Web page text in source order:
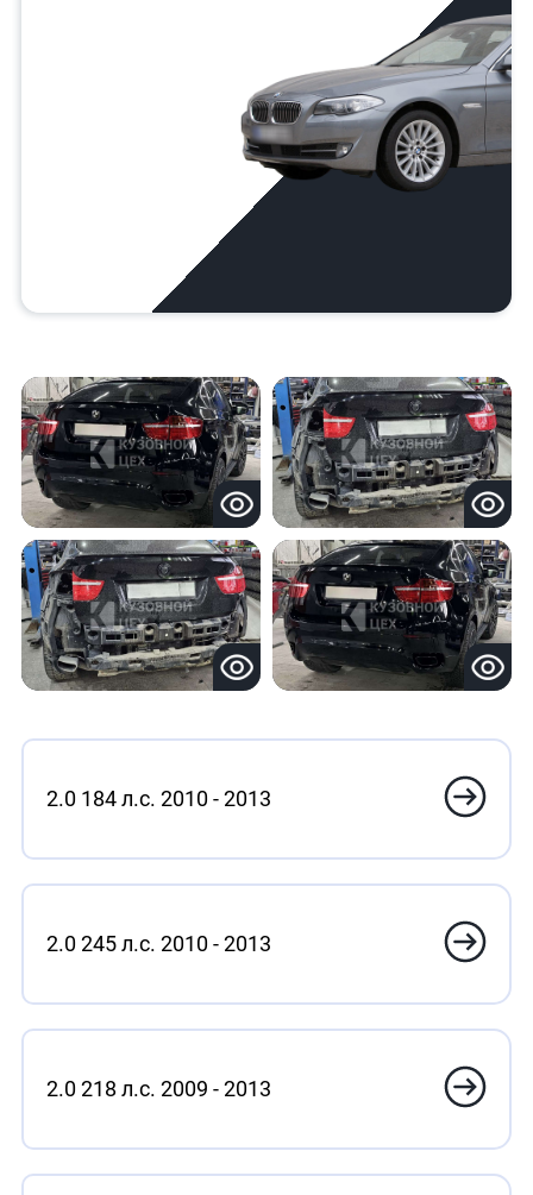
2.0 184 л.с. 2010 - 2013
2.0 245 л.с. 2010 - 2013
2.0 218 л.с. 2009 - 2013